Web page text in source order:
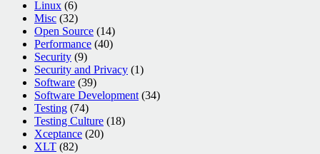
Linux (6)
Misc (32)
Open Source (14)
Performance (40)
Security (9)
Security and Privacy (1)
Software (39)
Software Development (34)
Testing (74)
Testing Culture (18)
Xceptance (20)
XLT (82)